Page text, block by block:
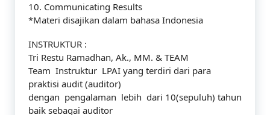
10. Communicating Results
*Materi disajikan dalam bahasa Indonesia
INSTRUKTUR :
Tri Restu Ramadhan, Ak., MM. & TEAM
Team Instruktur LPAI yang terdiri dari para
praktisi audit (auditor)
dengan pengalaman lebih dari 10(sepuluh) tahun
baik sebagai auditor